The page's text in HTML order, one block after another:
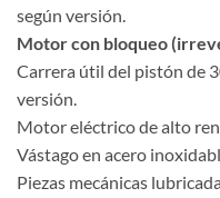
según versión.
Motor con bloqueo
Carrera útil del pistón de
versión.
Motor eléctrico de alto
Vástago en acero
Piezas mecánicas